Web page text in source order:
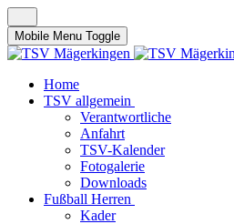
Mobile Menu Toggle
Home
TSV allgemein
Verantwortliche
Anfahrt
TSV-Kalender
Fotogalerie
Downloads
Fußball Herren
Kader